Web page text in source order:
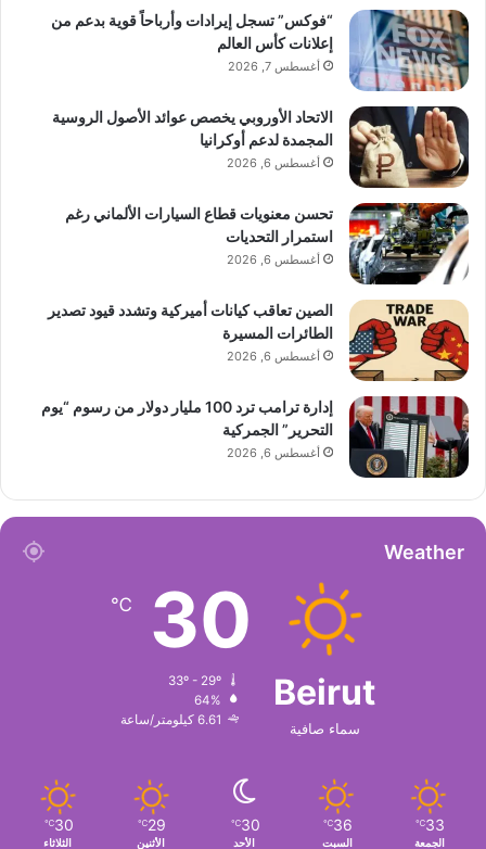
“فوكس” تسجل إيرادات وأرباحاً قوية بدعم من
إعلانات كأس العالم
أغسطس 7, 2026
الاتحاد الأوروبي يخصص عوائد الأصول الروسية
المجمدة لدعم أوكرانيا
أغسطس 6, 2026
تحسن معنويات قطاع السيارات الألماني رغم
استمرار التحديات
أغسطس 6, 2026
الصين تعاقب كيانات أميركية وتشدد قيود تصدير
الطائرات المسيرة
أغسطس 6, 2026
إدارة ترامب ترد 100 مليار دولار من رسوم “يوم
التحرير” الجمركية
أغسطس 6, 2026
Weather
Beirut
سماء صافية
30
℃
64%
6.61 كيلومتر/ساعة
33
℃
الجمعة
36
℃
السبت
30
℃
الأحد
29
℃
الأثنين
30
℃
الثلاثاء